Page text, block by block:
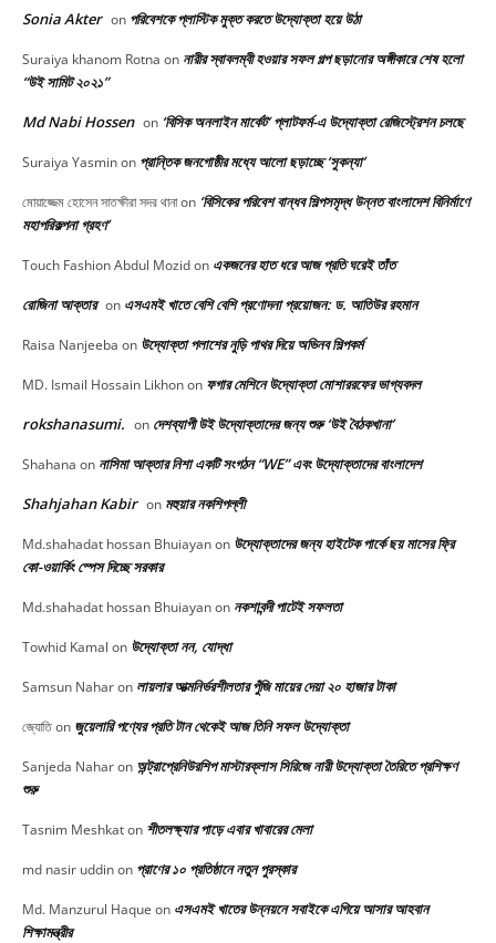
Sonia Akter on পরিবেশকে প্লাস্টিক মুক্ত করতে উদ্যোক্তা হয়ে উঠা
Suraiya khanom Rotna on নারীর স্বাবলম্বী হওয়ার সফল গল্প ছড়ানোর অঙ্গীকারে শেষ হলো
“উই সামিট ২০২১”
Md Nabi Hossen on ‘বিসিক অনলাইন মার্কেট’ প্লাটফর্ম-এ উদ্যোক্তা রেজিস্ট্রেশন চলছে
Suraiya Yasminon প্রান্তিক জনগোষ্ঠীর মধ্যে আলো ছড়াচ্ছে ‘সুকন্যা’
মোয়াজ্জেম হোসেন সাতক্ষীরা সদর থানাon ‘বিসিকের পরিবেশ বান্ধব শিল্পসমৃদ্ধ উন্নত বাংলাদেশ বিনির্মাণে
মহাপরিকল্পনা গ্রহণ’
Touch Fashion Abdul Mozidon একজনের হাত ধরে আজ প্রতি ঘরেই তাঁত
রোজিনা আক্তার on এসএমই খাতে বেশি বেশি প্রণোদনা প্রয়োজন: ড. আতিউর রহমান
Raisa Nanjeeba on উদ্যোক্তা পলাশের নুড়ি পাথর দিয়ে অভিনব শিল্পকর্ম
MD. Ismail Hossain Likhonon ফগার মেশিনে উদ্যোক্তা মোশাররফের ভাগ্যবদল
rokshanasumi. on দেশব্যাপী উই উদ্যোক্তাদের জন্য শুরু ‘উই বৈঠকখানা’
Shahana on নাসিমা আক্তার নিশা একটি সংগঠন “WE” এবং উদ্যোক্তাদের বাংলাদেশ
Shahjahan Kabir on মহুয়ার নকশিপল্লী
Md.shahadat hossan Bhuiayanon উদ্যোক্তাদের জন্য হাইটেক পার্কে ছয় মাসের ফ্রি
কো-ওয়ার্কিং স্পেস দিচ্ছে সরকার
Md.shahadat hossan Bhuiayanon নকশাবন্দী পাটেই সফলতা
Towhid Kamal on উদ্যোক্তা নন, যোদ্ধা
Samsun Naharon লায়লার আত্মনির্ভরশীলতার পুঁজি মায়ের দেয়া ২০ হাজার টাকা
জ্যোতিon জুয়েলারি পণ্যের প্রতি টান থেকেই আজ তিনি সফল উদ্যোক্তা
Sanjeda Naharon অন্ট্রাপ্রেনিউরশিপ মাস্টারক্লাস সিরিজে নারী উদ্যোক্তা তৈরিতে প্রশিক্ষণ
শুরু
Tasnim Meshkaton শীতলক্ষ্যার পাড়ে এবার খাবারের মেলা
md nasir uddinon প্রাণের ১০ প্রতিষ্ঠানে নতুন পুরস্কার
Md. Manzurul Haque on এসএমই খাতের উন্নয়নে সবাইকে এগিয়ে আসার আহবান
শিক্ষামন্ত্রীর